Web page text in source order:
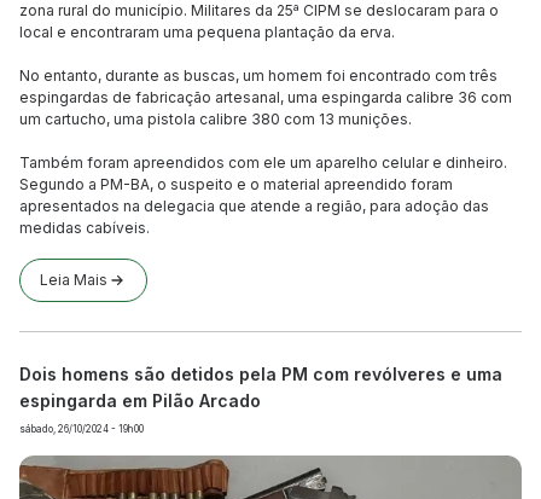
zona rural do município. Militares da 25ª CIPM se deslocaram para o
local e encontraram uma pequena plantação da erva.
No entanto, durante as buscas, um homem foi encontrado com três
espingardas de fabricação artesanal, uma espingarda calibre 36 com
um cartucho, uma pistola calibre 380 com 13 munições.
Também foram apreendidos com ele um aparelho celular e dinheiro.
Segundo a PM-BA, o suspeito e o material apreendido foram
apresentados na delegacia que atende a região, para adoção das
medidas cabíveis.
Leia Mais
Dois homens são detidos pela PM com revólveres e uma
espingarda em Pilão Arcado
sábado, 26/10/2024 - 19h00